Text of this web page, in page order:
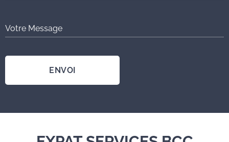
Votre Message
ENVOI